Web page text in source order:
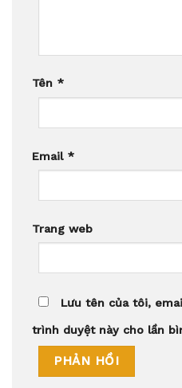
Tên *
Email *
Trang web
Lưu tên của tôi,
trình duyệt này cho lần